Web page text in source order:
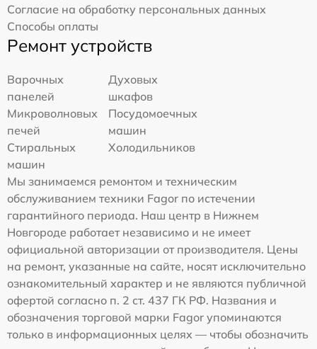
Согласие на обработку персональных данных
Способы оплаты
Ремонт устройств
Варочных
панелей
Духовых
шкафов
Микроволновых
печей
Посудомоечных
машин
Стиральных
машин
Холодильников
Мы занимаемся ремонтом и техническим
обслуживанием техники Fagor по истечении
гарантийного периода. Наш центр в Нижнем
Новгороде работает независимо и не имеет
официальной авторизации от производителя. Цены
на ремонт, указанные на сайте, носят исключительно
ознакомительный характер и не являются публичной
офертой согласно п. 2 ст. 437 ГК РФ. Названия и
обозначения торговой марки Fagor упоминаются
только в информационных целях — чтобы обозначить